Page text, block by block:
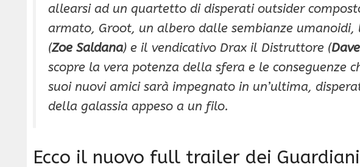
allearsi ad un quartetto di disperati outsider
armato, Groot, un albero dalle sembianze umanoidi,
(Zoe Saldana) e il vendicativo Drax il Distruttore (
scopre la vera potenza della sfera e le conseguenze
suoi nuovi amici sarà impegnato in un’ultima,
della galassia appeso a un filo.
Ecco il nuovo full trailer dei